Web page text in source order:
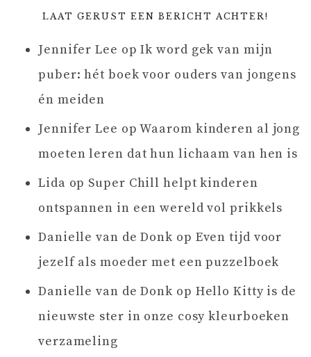
LAAT GERUST EEN BERICHT ACHTER!
Jennifer Lee opIk word gek van mijn
puber: hét boek voor ouders van jongens
én meiden
Jennifer Lee opWaarom kinderen al jong
moeten leren dat hun lichaam van hen is
Lida op Super Chill helpt kinderen
ontspannen in een wereld vol prikkels
Danielle van de Donk op Even tijd voor
jezelf als moeder met een puzzelboek
Danielle van de Donk op Hello Kitty is de
nieuwste ster in onze cosy kleurboeken
verzameling